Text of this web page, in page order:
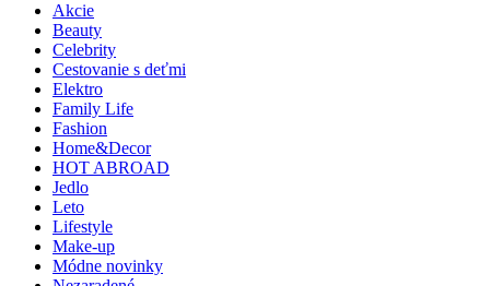
Akcie
Beauty
Celebrity
Cestovanie s deťmi
Elektro
Family Life
Fashion
Home&Decor
HOT ABROAD
Jedlo
Leto
Lifestyle
Make-up
Módne novinky